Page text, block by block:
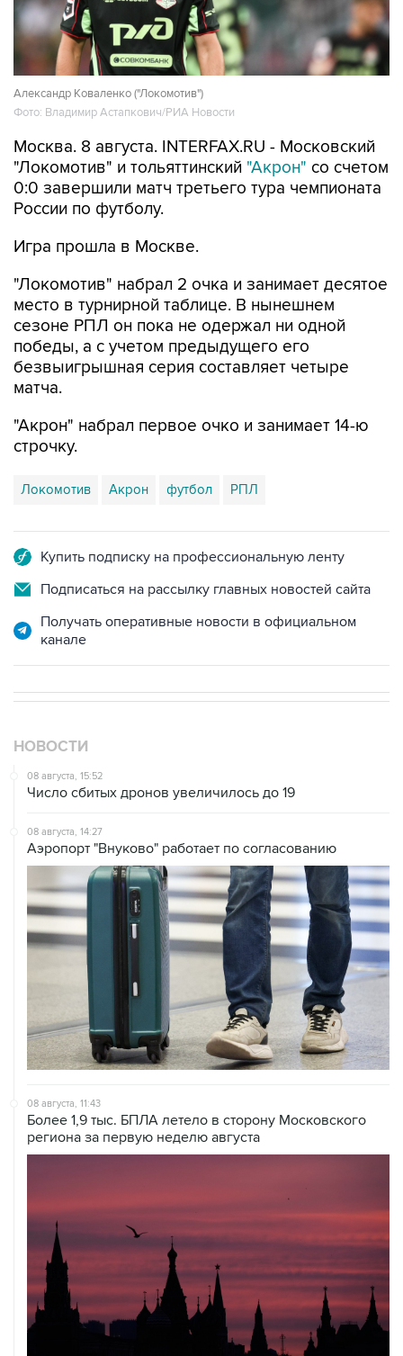
Александр Коваленко ("Локомотив")
Фото: Владимир Астапкович/РИА Новости
Москва. 8 августа. INTERFAX.RU - Московский
"Локомотив" и тольяттинский "Акрон" со счетом
0:0 завершили матч третьего тура чемпионата
России по футболу.
Игра прошла в Москве.
"Локомотив" набрал 2 очка и занимает десятое
место в турнирной таблице. В нынешнем
сезоне РПЛ он пока не одержал ни одной
победы, а с учетом предыдущего его
безвыигрышная серия составляет четыре
матча.
"Акрон" набрал первое очко и занимает 14-ю
строчку.
Локомотив Акрон футбол РПЛ
Купить подписку на профессиональную ленту
Подписаться на рассылку главных новостей сайта
Получать оперативные новости в официальном
канале
НОВОСТИ
08 августа, 15:52
Число сбитых дронов увеличилось до 19
08 августа, 14:27
Аэропорт "Внуково" работает по согласованию
08 августа, 11:43
Более 1,9 тыс. БПЛА летело в сторону Московского
региона за первую неделю августа